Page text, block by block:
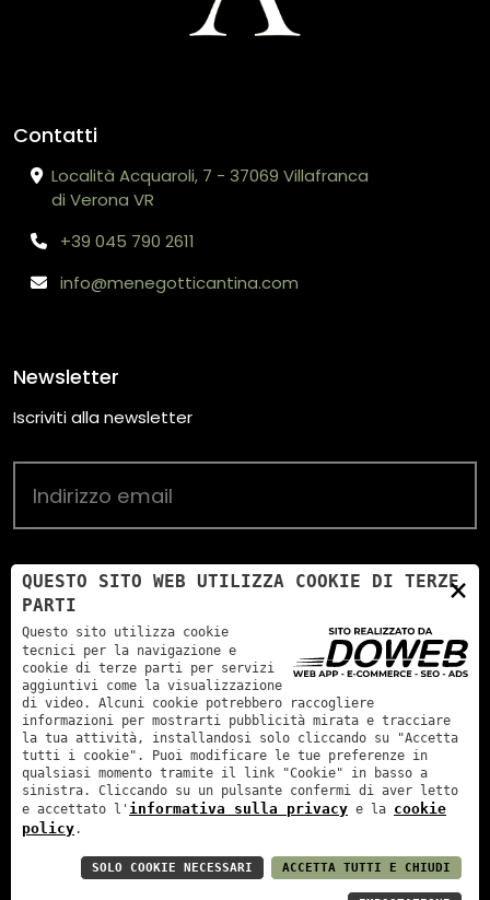
Contatti
Località Acquaroli, 7 - 37069 Villafranca
di Verona VR
+39 045 790 2611
info@menegotticantina.com
Newsletter
Iscriviti alla newsletter
HO LETTO E ACCETTO LE CONDIZIONI INDICATE
SULL'INFORMATIVA SULLA PRIVACY
OBBLIGATORIO
ISCRIVITI
Menegotti Antonio Agricultural Company, AGR Coop
partner|P. IVA: 00893160234
×
QUESTO SITO WEB UTILIZZA COOKIE DI TERZE
PARTI
Questo sito utilizza cookie
tecnici per la navigazione e
cookie di terze parti per servizi
aggiuntivi come la visualizzazione
di video. Alcuni cookie potrebbero raccogliere
informazioni per mostrarti pubblicità mirata e tracciare
la tua attività, installandosi solo cliccando su "Accetta
tutti i cookie". Puoi modificare le tue preferenze in
qualsiasi momento tramite il link "Cookie" in basso a
sinistra. Cliccando su un pulsante confermi di aver letto
e accettato l' informativa sulla privacy e la cookie
policy.
ACCETTA TUTTI E CHIUDI
SOLO COOKIE NECESSARI